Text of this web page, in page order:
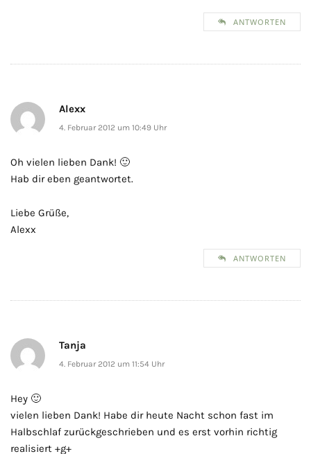
ANTWORTEN
Alexx
4. Februar 2012 um 10:49 Uhr
Oh vielen lieben Dank! 🙂
Hab dir eben geantwortet.
Liebe Grüße,
Alexx
ANTWORTEN
Tanja
4. Februar 2012 um 11:54 Uhr
Hey 🙂
vielen lieben Dank! Habe dir heute Nacht schon fast im
Halbschlaf zurückgeschrieben und es erst vorhin richtig
realisiert +g+